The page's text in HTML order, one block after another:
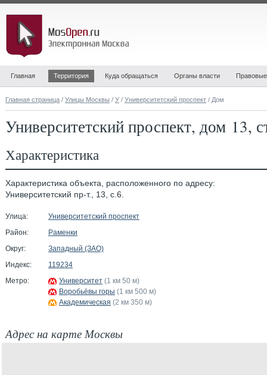
Главная Территория Куда обращаться Органы власти
Главная страница / Улицы Москвы / У / Университетский проспект / Дом
Университетский проспект, дом 13,
Характеристика
Характеристика объекта, расположенного по адресу:
Университетский пр-т., 13, с.6.
Улица:
Университетский проспект
Район:
Раменки
Округ:
Западный (ЗАО)
Индекс:
119234
Метро:
Университет (1 км 50 м)
Воробьёвы горы (1 км 500 м)
Академическая (2 км 350 м)
Адрес на карте Москвы